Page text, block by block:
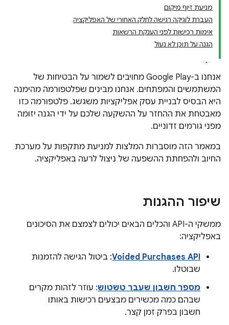
מניעת זיוף מיקום
העברת לוגיקה רגישה לחלק האחורי של האפליקציה
אימות רכישות לפני הענקת הרשאות
הגנה על תוכן לא נעול
אנחנו ב-Google Play מחויבים לשמור על הבטיחות של
המשתמשים והמפתחים. אנחנו מבינים שפלטפורמה מהימנה
היא הבסיס לבניית עסק אפליקציות משגשג. פלטפורמה כזו
מאבטחת את ההחזר על ההשקעה שלכם על ידי הגנה יזומה
מפני גורמים זדוניים.
במאמר הזה מוסברות המלצות למניעת מתקפות על מערכת
החיוב ולהפחתת ההשפעה של ניצול לרעה באפליקציה.
שיפור ההגנות
ממשקי ה-API והכלים הבאים יכולים לצמצם את הסיכונים
באפליקציה:
Voided Purchases API: ביטול הגישה להזמנות
שבוטלו.
מספר חשבון שעבר טשטוש: עוזר לזהות מקרים
שבהם כמה מכשירים מבצעים רכישות באותו
חשבון בפרק זמן קצר.